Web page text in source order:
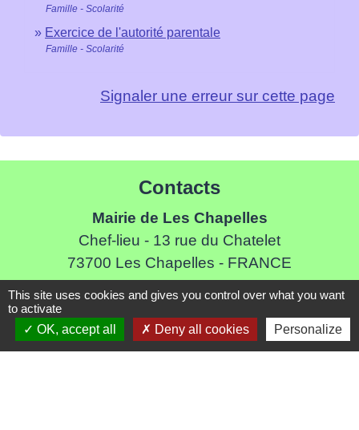
Famille - Scolarité
Exercice de l'autorité parentale
Famille - Scolarité
Signaler une erreur sur cette page
Contacts
Mairie de Les Chapelles
Chef-lieu - 13 rue du Chatelet
73700 Les Chapelles - FRANCE
+33 7 89 22 08 48
This site uses cookies and gives you control over what you want
to activate
OK, accept all
Deny all cookies Personalize